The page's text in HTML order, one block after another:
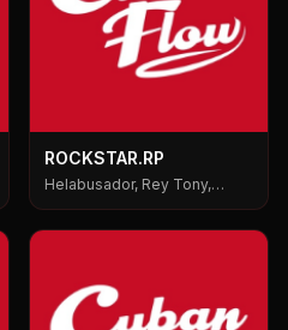
ROCKSTAR.RP
Helabusador, Rey Tony,